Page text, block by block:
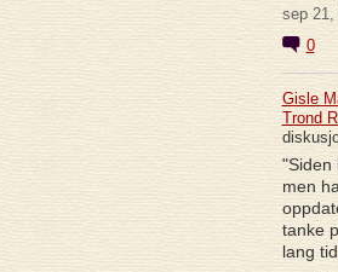
sep 21,
0
Gisle
Trond
"Siden
men
tanke
lang